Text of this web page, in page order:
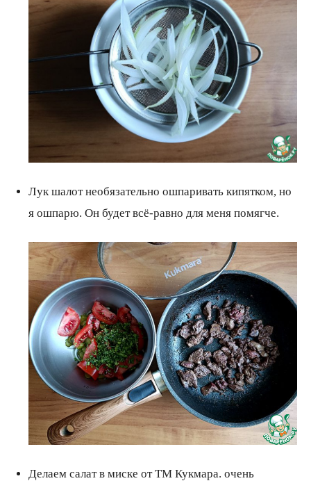
Лук шалот необязательно ошпаривать кипятком, но
я ошпарю. Он будет всё-равно для меня помягче.
Делаем салат в миске от ТМ Кукмара. очень